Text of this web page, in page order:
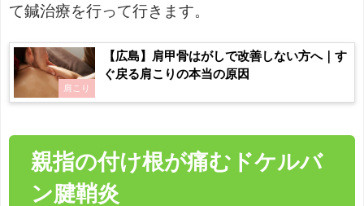
て鍼治療を行って行きます。
肩こり
【広島】肩甲骨はがしで改善しない方へ｜す
ぐ戻る肩こりの本当の原因
親指の付け根が痛むドケルバ
ン腱鞘炎